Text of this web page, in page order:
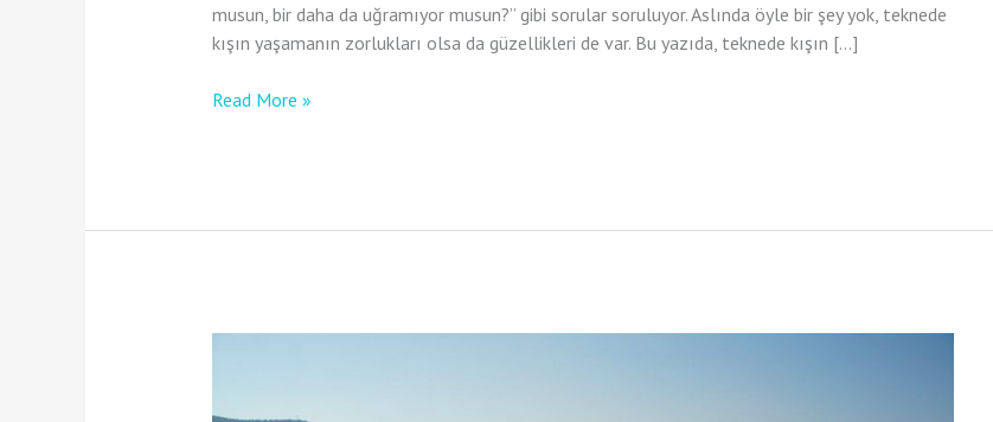
musun, bir daha da uğramıyor musun?” gibi sorular soruluyor. Aslında öyle bir şey yok, teknede
kışın yaşamanın zorlukları olsa da güzellikleri de var. Bu yazıda, teknede kışın […]
Read More »